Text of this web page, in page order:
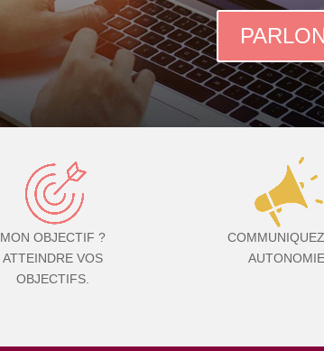
MON OBJECTIF ?
ATTEINDRE VOS
OBJECTIFS.
AUTONOMIE